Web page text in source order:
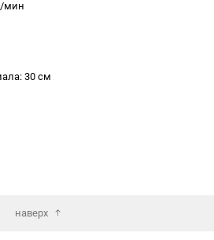
мин
30 см
наверх